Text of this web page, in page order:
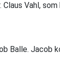
Vahl,
Balle. Jacob